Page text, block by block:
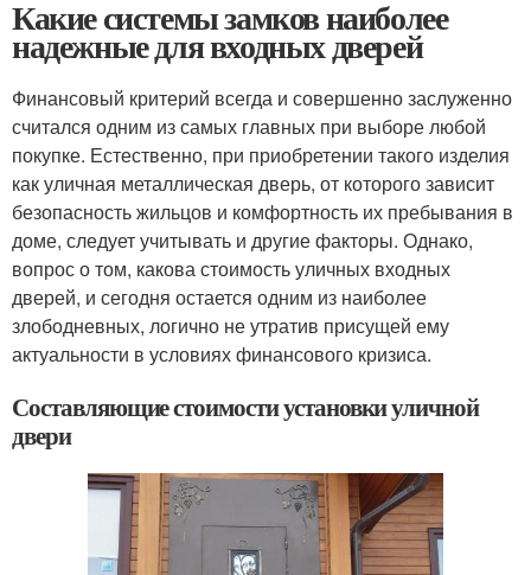
Какие системы замков наиболее
надежные для входных дверей
Финансовый критерий всегда и совершенно заслуженно
считался одним из самых главных при выборе любой
покупке. Естественно, при приобретении такого изделия
как уличная металлическая дверь, от которого зависит
безопасность жильцов и комфортность их пребывания в
доме, следует учитывать и другие факторы. Однако,
вопрос о том, какова стоимость уличных входных
дверей, и сегодня остается одним из наиболее
злободневных, логично не утратив присущей ему
актуальности в условиях финансового кризиса.
Составляющие стоимости установки уличной
двери